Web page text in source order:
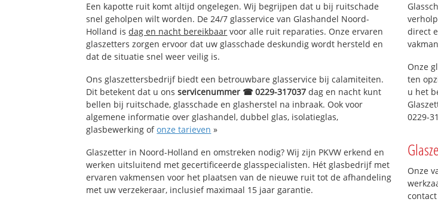
Een kapotte ruit komt altijd ongelegen. Wij begrijpen dat u bij ruitschade
snel geholpen wilt worden. De 24/7 glasservice van Glashandel Noord-
Holland isdag en nacht bereikbaar voor alle ruit reparaties. Onze ervaren
glaszetters zorgen ervoor dat uw glasschade deskundig wordt hersteld en
dat de situatie snel weer veilig is.
Ons glaszettersbedrijf biedt een betrouwbare glasservice bij calamiteiten.
Dit betekent dat u onsservicenummer ☎ 0229-317037 dag en nacht kunt
bellen bij ruitschade, glasschade en glasherstel na inbraak. Ook voor
algemene informatie over glashandel, dubbel glas, isolatieglas,
glasbewerking ofonze tarieven »
Glaszetter in Noord-Holland en omstreken nodig? Wij zijn PKVW erkend en
werken uitsluitend met gecertificeerde glasspecialisten. Hét glasbedrijf met
ervaren vakmensen voor het plaatsen van de nieuwe ruit tot de afhandeling
met uw verzekeraar, inclusief maximaal 15 jaar garantie.
direct
Onze
ten
u het
0229-
Onze